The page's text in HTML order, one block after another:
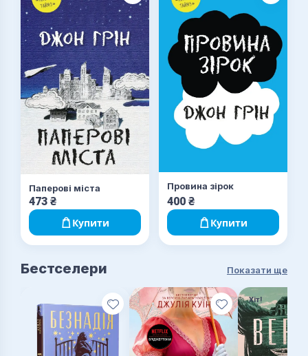
Паперові міста
473 ₴
Купити
Провина зірок
400 ₴
Купити
Бестселери Показати ще
Хіт!